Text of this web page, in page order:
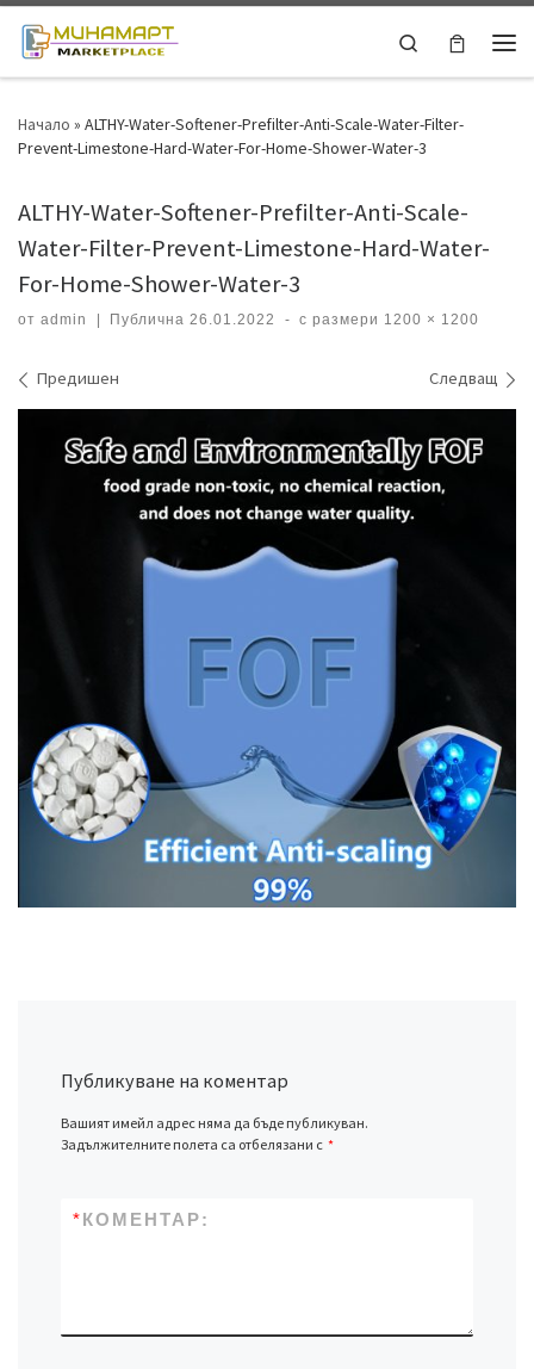
Skip to content
Search
Начало » ALTHY-Water-Softener-Prefilter-Anti-Scale-Water-Filter-
Prevent-Limestone-Hard-Water-For-Home-Shower-Water-3
ALTHY-Water-Softener-Prefilter-Anti-Scale-
Water-Filter-Prevent-Limestone-Hard-Water-
For-Home-Shower-Water-3
от admin Публична26.01.2022 - с размери 1200 × 1200
Навигация на изображения
Предишен Следващ
Публикуване на коментар
Вашият имейл адрес няма да бъде публикуван.
Задължителните полета са отбелязани с *
КОМЕНТАР:
*